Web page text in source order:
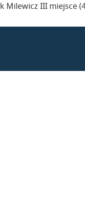
Milewicz III miejsce